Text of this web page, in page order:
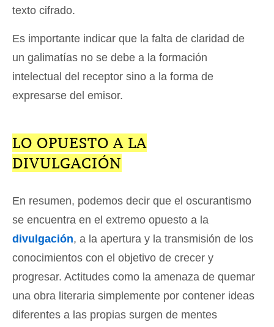
texto cifrado.
Es importante indicar que la falta de claridad de
un galimatías no se debe a la formación
intelectual del receptor sino a la forma de
expresarse del emisor.
LO OPUESTO A LA
DIVULGACIÓN
En resumen, podemos decir que el oscurantismo
se encuentra en el extremo opuesto a la
divulgación, a la apertura y la transmisión de los
conocimientos con el objetivo de crecer y
progresar. Actitudes como la amenaza de quemar
una obra literaria simplemente por contener ideas
diferentes a las propias surgen de mentes